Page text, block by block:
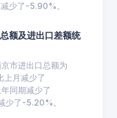
少了-5.90%。
额及进出口差额统
市进出口总额为
月减少了
同期减少了
少了-5.20%。